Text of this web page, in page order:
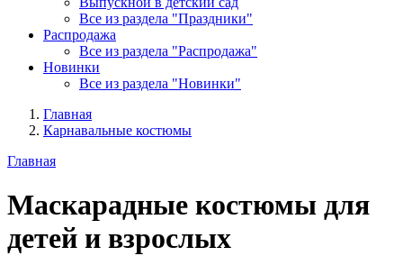
Все из раздела "Праздники"
Распродажа
Все из раздела "Распродажа"
Новинки
Все из раздела "Новинки"
Главная
Карнавальные костюмы
Главная
Маскарадные костюмы для
детей и взрослых